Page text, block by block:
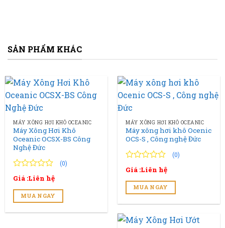
SẢN PHẨM KHÁC
MÁY XÔNG HƠI KHÔ OCEANIC
Máy Xông Hơi Khô
Oceanic OCSX-BS Công
Nghệ Đức
0
trên
5
0
đánh
(0)
Giá :Liên hệ
MUA NGAY
MÁY XÔNG HƠI KHÔ OCEANIC
Máy xông hơi khô Ocenic
OCS-S , Công nghệ Đức
0
trên
5
0
đánh
(0)
Giá :Liên hệ
MUA NGAY